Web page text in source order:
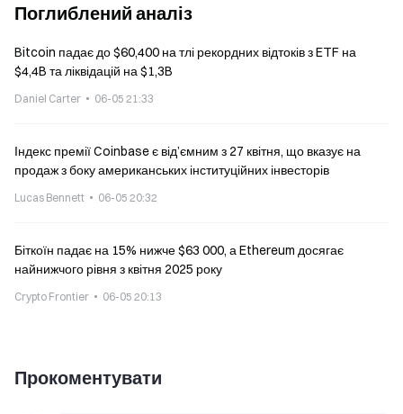
Поглиблений аналіз
Bitcoin падає до $60,400 на тлі рекордних відтоків з ETF на
$4,4B та ліквідацій на $1,3B
Daniel Carter 06-05 21:33
Індекс премії Coinbase є від’ємним з 27 квітня, що вказує на
продаж з боку американських інституційних інвесторів
Lucas Bennett 06-05 20:32
Біткоїн падає на 15% нижче $63 000, а Ethereum досягає
найнижчого рівня з квітня 2025 року
Crypto Frontier 06-05 20:13
Прокоментувати